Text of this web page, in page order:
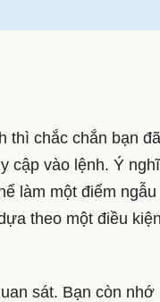
thì chắc chắn bạn
cập vào lệnh. Ý
làm một điểm ngẫu
theo một điều kiện
sát. Bạn còn nhớ